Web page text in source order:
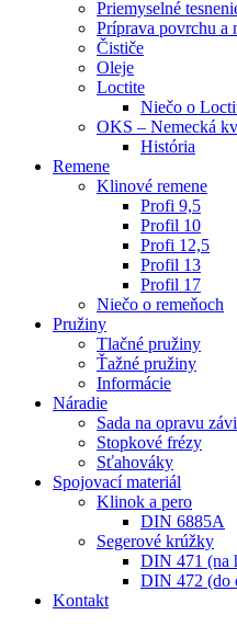
Priemyselné
Príprava povrchu a
Čističe
Oleje
Loctite
Niečo o
OKS – Nemecká
História
Remene
Klinové remene
Profi 9,5
Profil 10
Profi 12,5
Profil 13
Profil 17
Niečo o remeňoch
Pružiny
Tlačné pružiny
Ťažné pružiny
Informácie
Náradie
Sada na opravu
Stopkové frézy
Sťahováky
Spojovací materiál
Klinok a pero
DIN 6885A
Segerové krúžky
DIN 471 (na
DIN 472 (do
Kontakt